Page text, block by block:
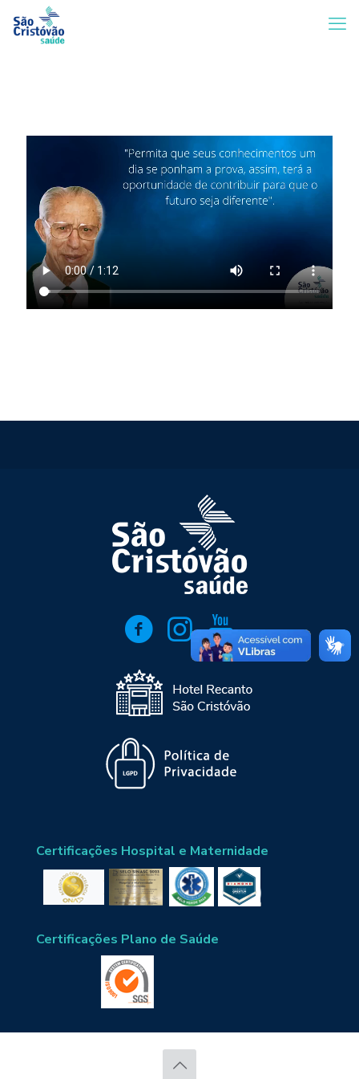
Certificações Hospital e Maternidade
Certificações Plano de Saúde